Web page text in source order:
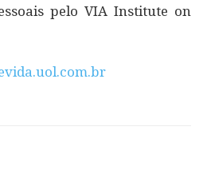
pelo VIA Institute on